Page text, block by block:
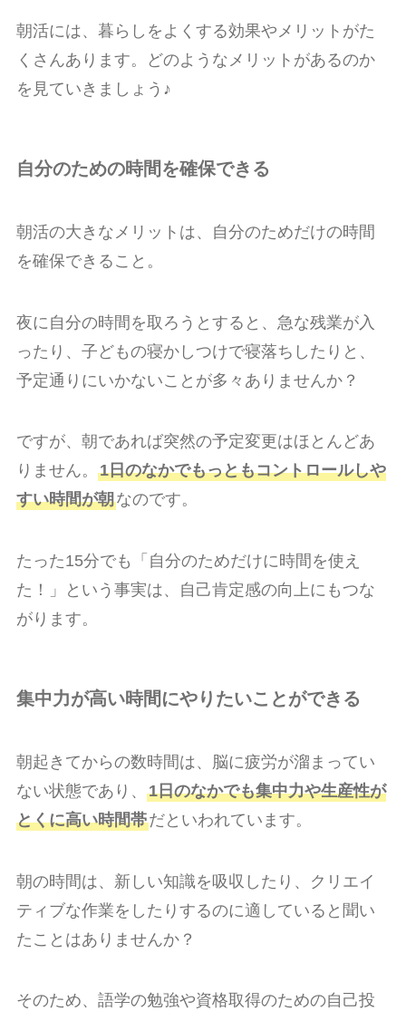
朝活には、暮らしをよくする効果やメリットがた
くさんあります。どのようなメリットがあるのか
を見ていきましょう♪
自分のための時間を確保できる
朝活の大きなメリットは、自分のためだけの時間
を確保できること。
夜に自分の時間を取ろうとすると、急な残業が入
ったり、子どもの寝かしつけで寝落ちしたりと、
予定通りにいかないことが多々ありませんか？
ですが、朝であれば突然の予定変更はほとんどあ
りません。 1日のなかでもっともコントロールしや
すい時間が朝なのです。
たった15分でも「自分のためだけに時間を使え
た！」という事実は、自己肯定感の向上にもつな
がります。
集中力が高い時間にやりたいことができる
朝起きてからの数時間は、脳に疲労が溜まってい
ない状態であり、 1日のなかでも集中力や生産性が
とくに高い時間帯だといわれています。
朝の時間は、新しい知識を吸収したり、クリエイ
ティブな作業をしたりするのに適していると聞い
たことはありませんか？
そのため、語学の勉強や資格取得のための自己投